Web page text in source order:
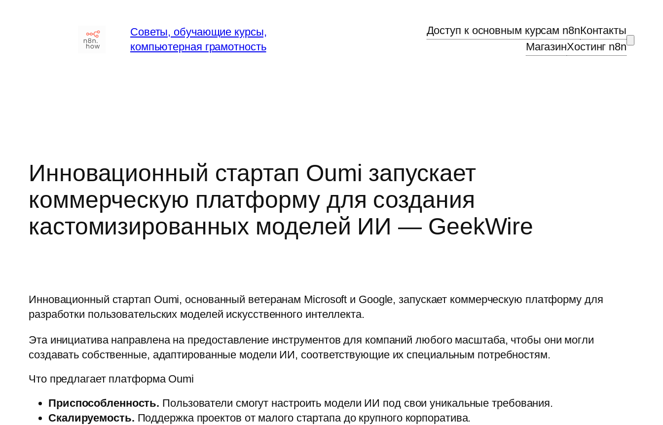
Советы, обучающие курсы,
компьютерная грамотность
Доступ к основным курсам n8nКонтакты
МагазинХостинг n8n
Инновационный стартап Oumi запускает
коммерческую платформу для создания
кастомизированных моделей ИИ — GeekWire
Инновационный стартап Oumi, основанный ветеранам Microsoft и Google, запускает коммерческую платформу для
разработки пользовательских моделей искусственного интеллекта.
Эта инициатива направлена на предоставление инструментов для компаний любого масштаба, чтобы они могли
создавать собственные, адаптированные модели ИИ, соответствующие их специальным потребностям.
Что предлагает платформа Oumi
Приспособленность. Пользователи смогут настроить модели ИИ под свои уникальные требования.
Скалируемость. Поддержка проектов от малого стартапа до крупного корпоратива.